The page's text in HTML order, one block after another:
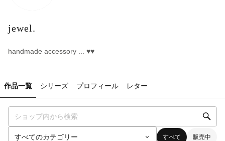
jewel.
handmade accessory ... ♥♥
作品一覧 シリーズ プロフィール レター
すべて 販売中